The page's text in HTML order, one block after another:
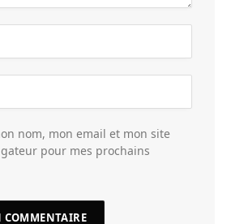
nom, mon email et mon site
pour mes prochains